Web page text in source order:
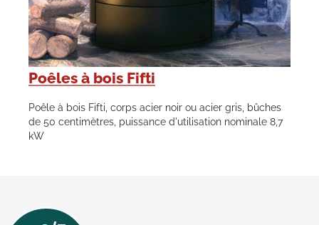
Poêles à bois Fifti
Poêle à bois Fifti, corps acier noir ou acier gris, bûches
de 50 centimètres, puissance d'utilisation nominale 8,7
kW